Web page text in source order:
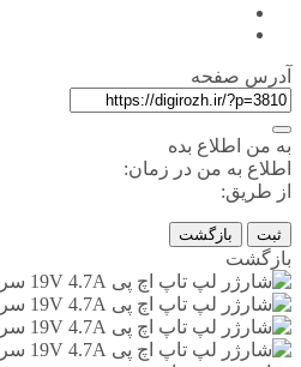
آدرس صفحه
به من اطلاع بده
اطلاع به من در زمان:
از طریق:
ثبت بازگشت
بازگشت